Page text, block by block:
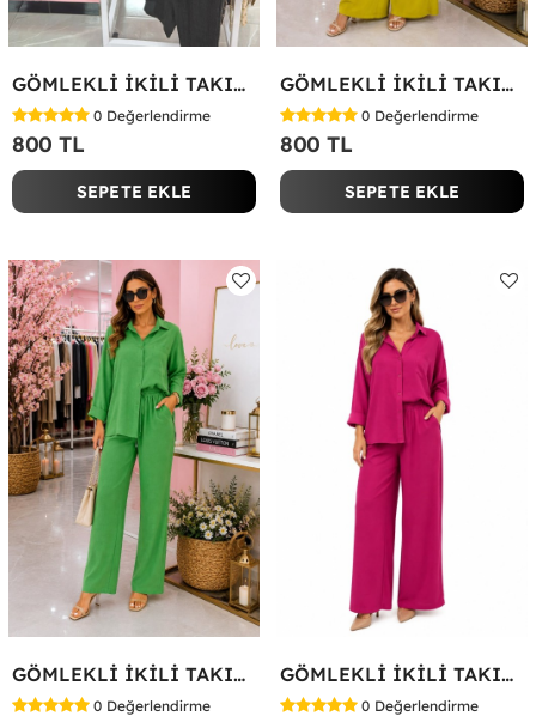
GÖMLEKLİ İKİLİ TAKIM Siyah
0 Değerlendirme
800 TL
SEPETE EKLE
GÖMLEKLİ İKİLİ TAKIM Yağ Yeşili
0 Değerlendirme
800 TL
SEPETE EKLE
GÖMLEKLİ İKİLİ TAKIM Koyu Yeşil
0 Değerlendirme
GÖMLEKLİ İKİLİ TAKIM Fuşya
0 Değerlendirme